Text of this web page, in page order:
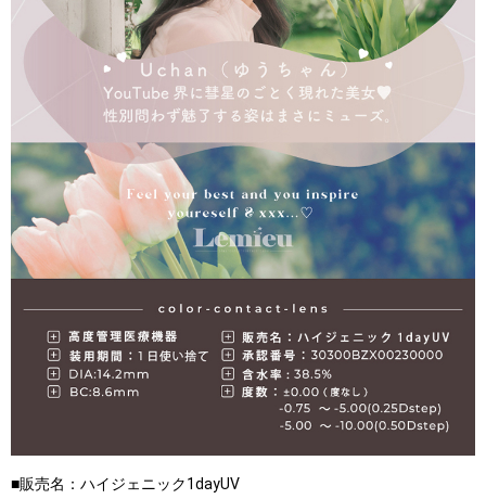
■販売名：ハイジェニック1dayUV